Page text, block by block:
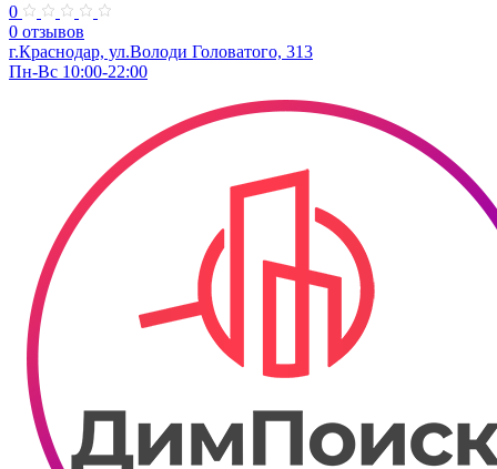
0
0 отзывов
г.Краснодар, ул.​Володи Головатого, 313
Пн-Вс 10:00-22:00